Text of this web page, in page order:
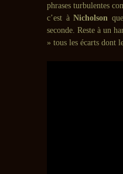
phrases turbulentes
c’est àNicholson
seconde. Reste à un
» tous les écarts dont